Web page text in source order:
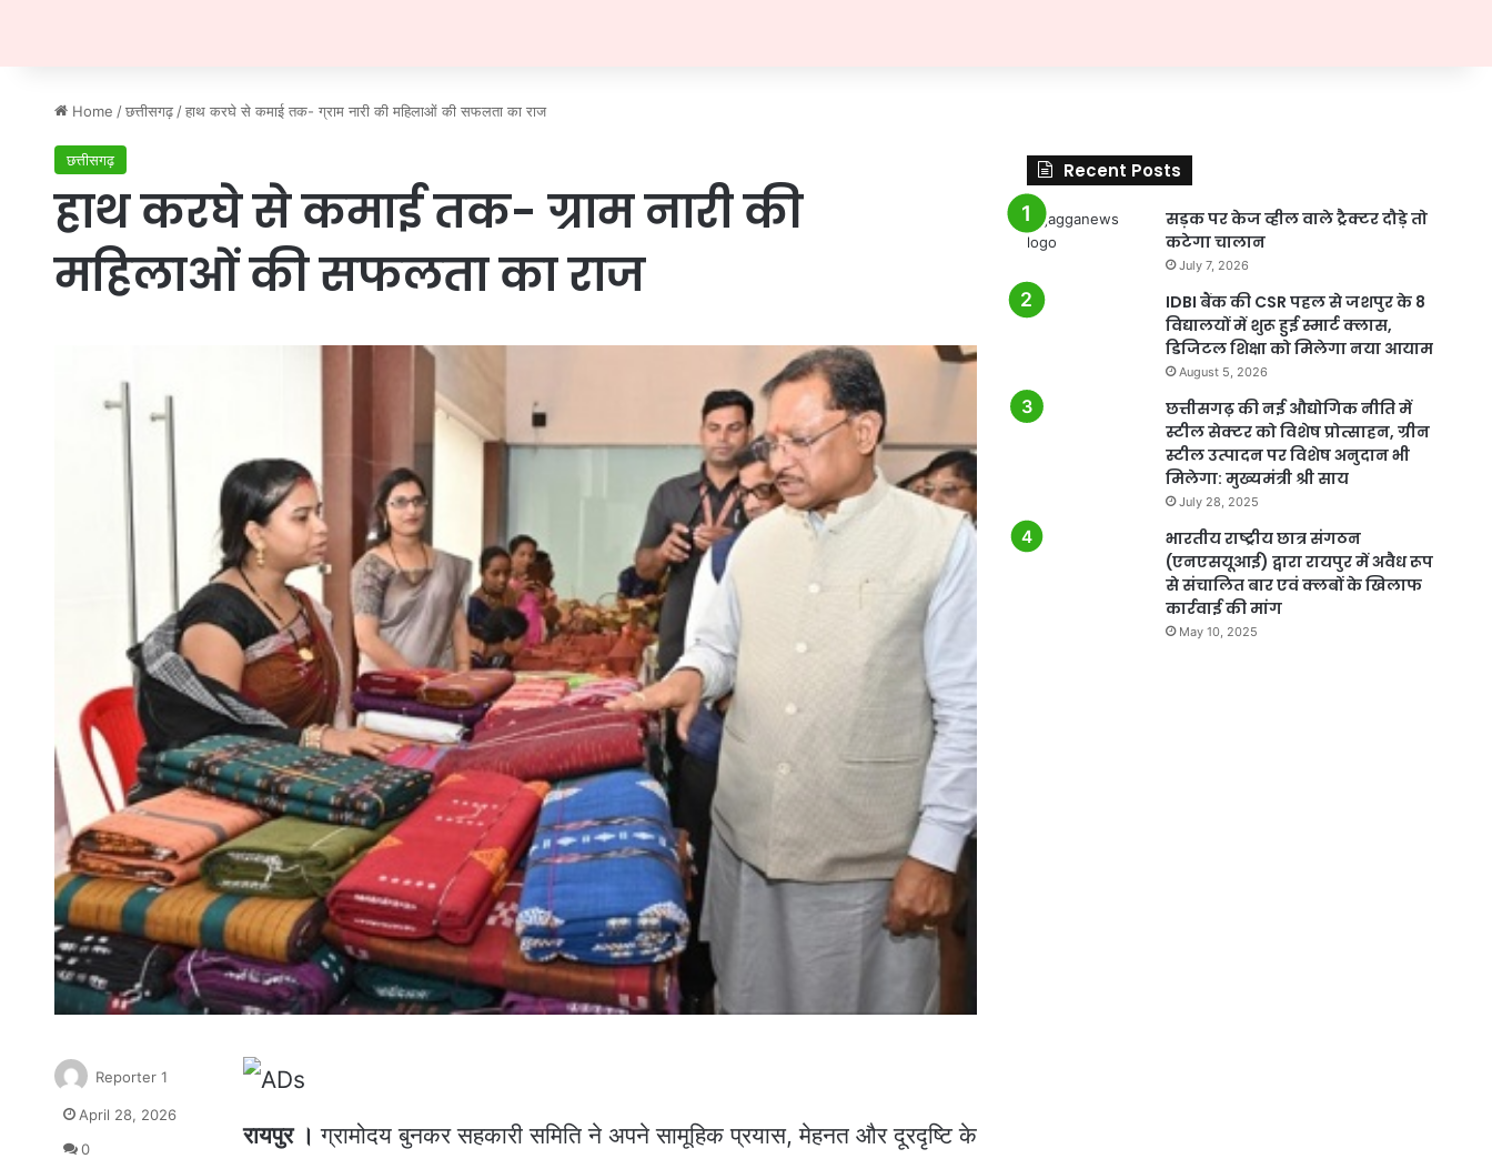
Home / छत्तीसगढ़ / हाथ करघे से कमाई तक- ग्राम नारी की महिलाओं की सफलता का राज
छत्तीसगढ़
हाथ करघे से कमाई तक- ग्राम नारी की
महिलाओं की सफलता का राज
रायपुर । ग्रामोदय बुनकर सहकारी समिति ने अपने सामूहिक प्रयास, मेहनत और दूरदृष्टि के
Reporter 1
April 28, 2026
0
Recent Posts
सड़क पर केज व्हील वाले ट्रैक्टर दौड़े तो
कटेगा चालान
July 7, 2026
IDBI बैंक की CSR पहल से जशपुर के 8
विद्यालयों में शुरू हुई स्मार्ट क्लास,
डिजिटल शिक्षा को मिलेगा नया आयाम
August 5, 2026
छत्तीसगढ़ की नई औद्योगिक नीति में
स्टील सेक्टर को विशेष प्रोत्साहन, ग्रीन
स्टील उत्पादन पर विशेष अनुदान भी
मिलेगा: मुख्यमंत्री श्री साय
July 28, 2025
भारतीय राष्ट्रीय छात्र संगठन
(एनएसयूआई) द्वारा रायपुर में अवैध रूप
से संचालित बार एवं क्लबों के खिलाफ
कार्रवाई की मांग
May 10, 2025